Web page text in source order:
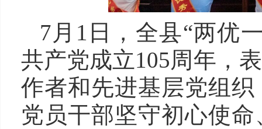
7月1日，全县“两优
共产党成立105周年，
作者和先进基层党组
党员干部坚守初心使